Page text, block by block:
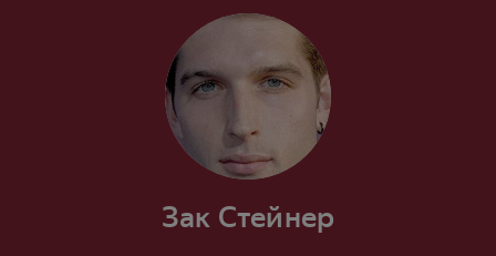
Зак Стейнер